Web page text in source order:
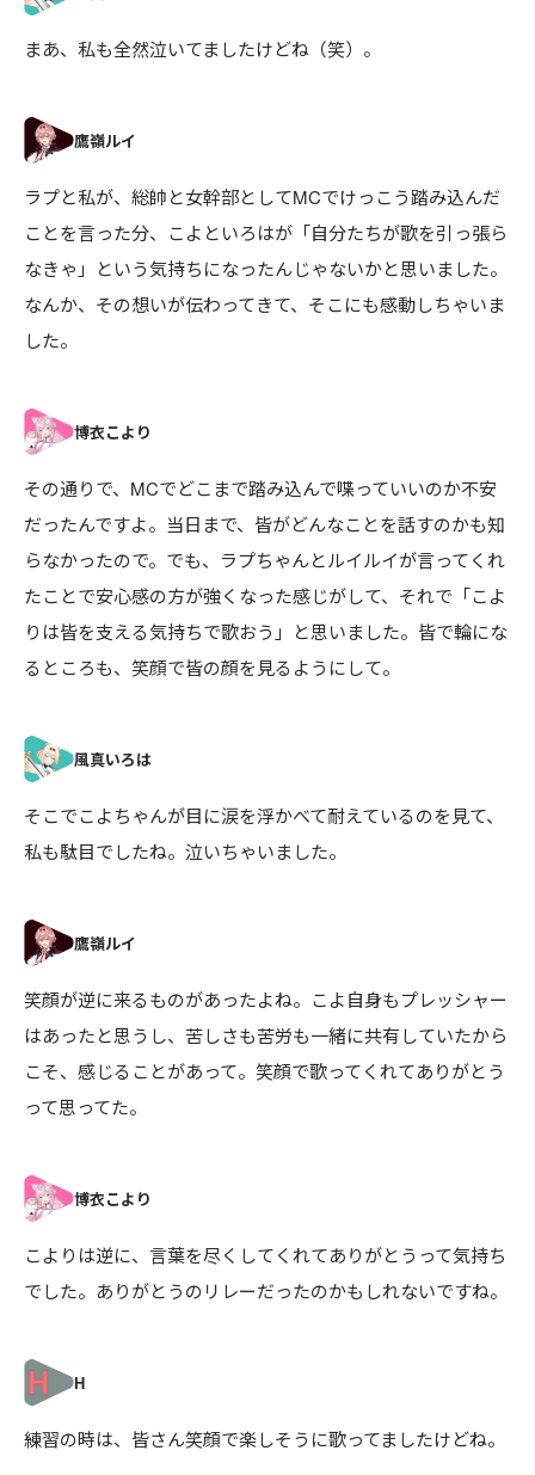
まあ、私も全然泣いてましたけどね（笑）。
ラプと私が、総帥と女幹部としてMCでけっこう踏み込んだ
ことを言った分、こよといろはが「自分たちが歌を引っ張ら
なきゃ」という気持ちになったんじゃないかと思いました。
なんか、その想いが伝わってきて、そこにも感動しちゃいま
した。
その通りで、MCでどこまで踏み込んで喋っていいのか不安
だったんですよ。当日まで、皆がどんなことを話すのかも知
らなかったので。でも、ラプちゃんとルイルイが言ってくれ
たことで安心感の方が強くなった感じがして、それで「こよ
りは皆を支える気持ちで歌おう」と思いました。皆で輪にな
るところも、笑顔で皆の顔を見るようにして。
そこでこよちゃんが目に涙を浮かべて耐えているのを見て、
私も駄目でしたね。泣いちゃいました。
笑顔が逆に来るものがあったよね。こよ自身もプレッシャー
はあったと思うし、苦しさも苦労も一緒に共有していたから
こそ、感じることがあって。笑顔で歌ってくれてありがとう
って思ってた。
こよりは逆に、言葉を尽くしてくれてありがとうって気持ち
でした。ありがとうのリレーだったのかもしれないですね。
練習の時は、皆さん笑顔で楽しそうに歌ってましたけどね。